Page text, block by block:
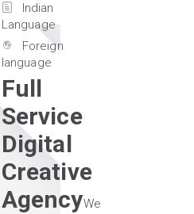
Indian
Language
Foreign
language
Full
Service
Digital
Creative
AgencyWe